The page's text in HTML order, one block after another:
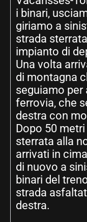
i binari,
giriamo a
strada
impianto di
Una volta
di montagna
seguiamo per
ferrovia, che
destra con
Dopo 50
sterrata alla
arrivati in
di nuovo a
binari del
strada
destra.